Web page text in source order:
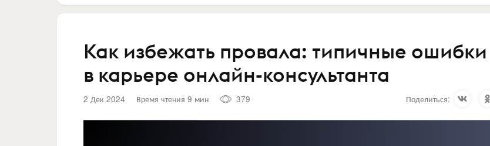
Как избежать провала: типичные ошибки
в карьере онлайн-консультанта
2 Дек 2024 Время чтения 9 мин 379 Поделиться: